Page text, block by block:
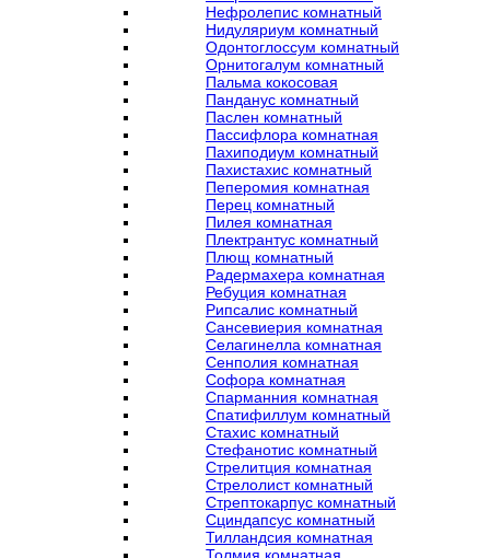
Нефролепис комнатный
Нидуляриум комнатный
Одонтоглоссум комнатный
Орнитогалум комнатный
Пальма кокосовая
Панданус комнатный
Паслен комнатный
Пассифлора комнатная
Пахиподиум комнатный
Пахистахис комнатный
Пеперомия комнатная
Перец комнатный
Пилея комнатная
Плектрантус комнатный
Плющ комнатный
Радермахера комнатная
Ребуция комнатная
Рипсалис комнатный
Сансевиерия комнатная
Селагинелла комнатная
Сенполия комнатная
Софора комнатная
Спарманния комнатная
Спатифиллум комнатный
Стахис комнатный
Стефанотис комнатный
Стрелитция комнатная
Стрелолист комнатный
Стрептокарпус комнатный
Сциндапсус комнатный
Тилландсия комнатная